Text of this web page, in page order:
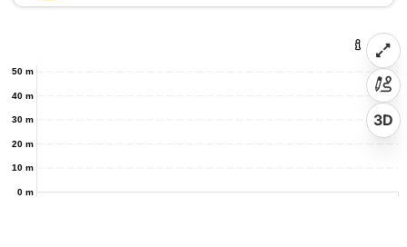
0 m
10 m
20 m
30 m
40 m
50 m
3D